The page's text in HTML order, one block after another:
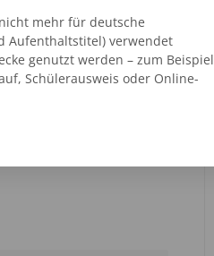
mehr für deutsche
Aufenthaltstitel) verwendet
genutzt werden – zum Beispiel
Schülerausweis oder Online-